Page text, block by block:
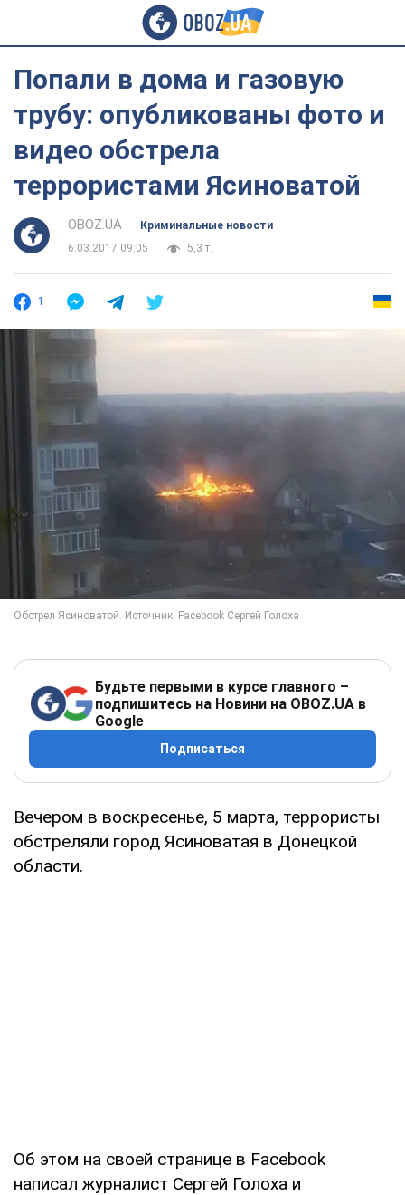
Попали в дома и газовую
трубу: опубликованы фото и
видео обстрела
террористами Ясиноватой
OBOZ.UA
Криминальные новости
6.03.2017 09:05
5,3 т.
1
Будьте первыми в курсе главного –
подпишитесь на Новини на OBOZ.UA в
Google
Подписаться
Вечером в воскресенье, 5 марта, террористы
обстреляли город Ясиноватая в Донецкой
области.
Об этом на своей странице в Facebook
написал журналист Сергей Голоха и